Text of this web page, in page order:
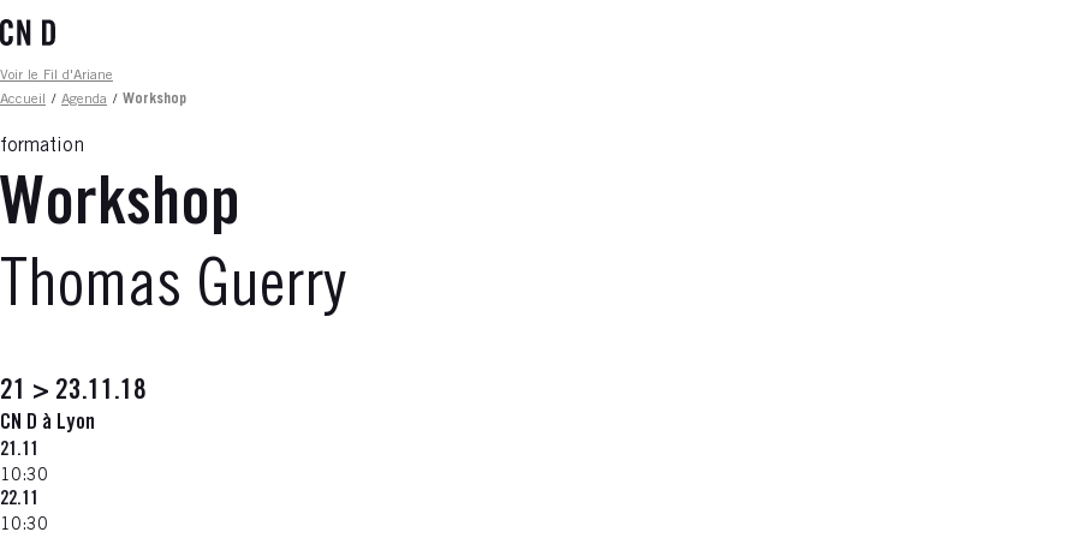
au
principal
Fil d'ariane
Voir le Fil d'Ariane
Accueil
/ Agenda / Workshop
formation
Workshop
Thomas Guerry
21 > 23.11.18
CN D à Lyon
21.11
10:30
22.11
10:30